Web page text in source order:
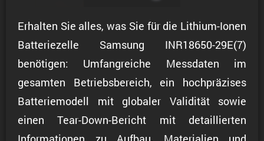
Erhalten Sie alles, was Sie für die Lithium-Ionen
Batteriezelle Samsung INR18650-29E(7)
benötigen: Umfangreiche Messdaten im
gesamten Betriebsbereich, ein hochpräzises
Batteriemodell mit globaler Validität sowie
einen Tear-Down-Bericht mit detaillierten